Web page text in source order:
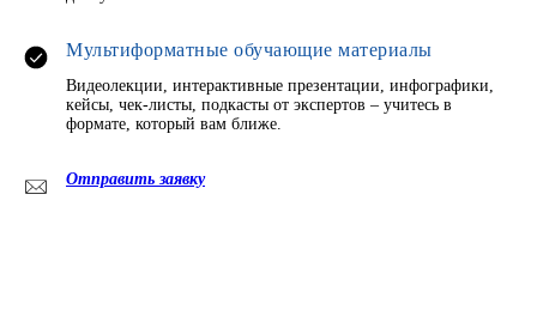
Мультиформатные обучающие материалы
Видеолекции, интерактивные презентации, инфографики,
кейсы, чек-листы, подкасты от экспертов – учитесь в
формате, который вам ближе.
Отправить заявку